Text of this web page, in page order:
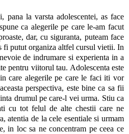
pana la varsta adolescentei, as face
ca alegerile pe care le-am facut
dar, cu siguranta, puteam face
fi putut organiza altfel cursul vietii. In
de indrumare si experienta in a
pentru viitorul tau. Adolescenta este
care alegerile pe care le faci iti vor
perspectiva, este bine ca sa fii
drumul pe care-l vei urma. Stiu ca
cu tot felul de alte chestii care ne
atentia de la cele esentiale si urmam
in loc sa ne concentram pe ceea ce